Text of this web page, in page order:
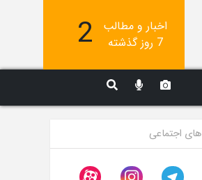
اخبار و مطالب
7 روز گذشته
2
اجتماعی